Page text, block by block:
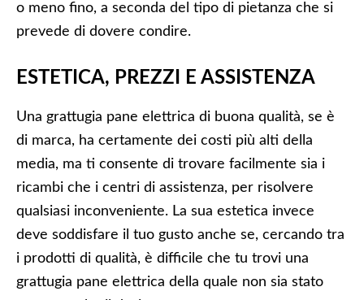
o meno fino, a seconda del tipo di pietanza che si
prevede di dovere condire.
ESTETICA, PREZZI E ASSISTENZA
Una grattugia pane elettrica di buona qualità, se è
di marca, ha certamente dei costi più alti della
media, ma ti consente di trovare facilmente sia i
ricambi che i centri di assistenza, per risolvere
qualsiasi inconveniente. La sua estetica invece
deve soddisfare il tuo gusto anche se, cercando tra
i prodotti di qualità, è difficile che tu trovi una
grattugia pane elettrica della quale non sia stato